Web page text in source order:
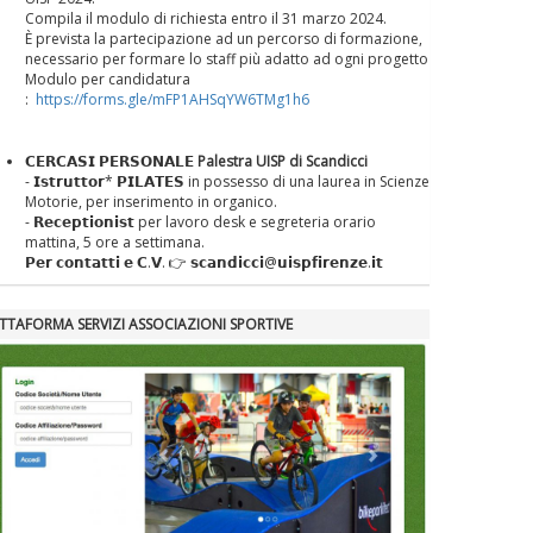
Compila il modulo di richiesta entro il 31 marzo 2024.
È prevista la partecipazione ad un percorso di formazione,
necessario per formare lo staff più adatto ad ogni progetto
Modulo per candidatura
: https://forms.gle/mFP1AHSqYW6TMg1h6
𝗖𝗘𝗥𝗖𝗔𝗦𝗜 𝗣𝗘𝗥𝗦𝗢𝗡𝗔𝗟𝗘 Palestra UISP di Scandicci
- 𝗜𝘀𝘁𝗿𝘂𝘁𝘁𝗼𝗿* 𝗣𝗜𝗟𝗔𝗧𝗘𝗦 in possesso di una laurea in Scienze
Motorie, per inserimento in organico.
- 𝗥𝗲𝗰𝗲𝗽𝘁𝗶𝗼𝗻𝗶𝘀𝘁 per lavoro desk e segreteria orario
mattina, 5 ore a settimana.
𝗣𝗲𝗿 𝗰𝗼𝗻𝘁𝗮𝘁𝘁𝗶 𝗲 𝗖.𝗩. 👉 𝘀𝗰𝗮𝗻𝗱𝗶𝗰𝗰𝗶@𝘂𝗶𝘀𝗽𝗳𝗶𝗿𝗲𝗻𝘇𝗲.𝗶𝘁
SERVIZI ASSOCIAZIONI SPORTIVE